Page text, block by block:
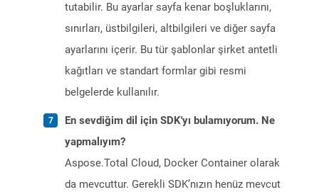
tutabilir. Bu ayarlar sayfa kenar boşluklarını,
sınırları, üstbilgileri, altbilgileri ve diğer sayfa
ayarlarını içerir. Bu tür şablonlar şirket antetli
kağıtları ve standart formlar gibi resmi
belgelerde kullanılır.
En sevdiğim dil için SDK'yı bulamıyorum. Ne
yapmalıyım?
Aspose.Total Cloud, Docker Container olarak
da mevcuttur. Gerekli SDK’nızın henüz mevcut